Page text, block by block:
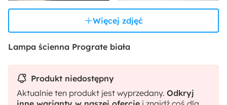
Więcej zdjęć
Lampa ścienna Prograte biała
Produkt niedostępny
Aktualnie ten produkt jest wyprzedany. Odkryj